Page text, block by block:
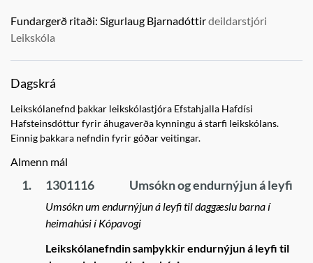
Fundargerð ritaði: Sigurlaug Bjarnadóttirdeildarstjóri
Leikskóla
Dagskrá
Leikskólanefnd þakkar leikskólastjóra Efstahjalla Hafdísi
Hafsteinsdóttur fyrir áhugaverða kynningu á starfi leikskólans.
Einnig þakkara nefndin fyrir góðar veitingar.
Almenn mál
1. 1301116 Umsókn og endurnýjun á leyfi
Umsókn um endurnýjun á leyfi til daggæslu barna í
heimahúsi í Kópavogi
Leikskólanefndin samþykkir endurnýjun á leyfi til